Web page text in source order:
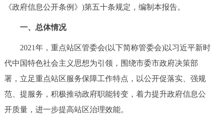
政策兑现
决策公开 专题公开
政务服务
《政府信息公开条例》)第五十条规定，编制本报告。
一、总体情况
2021年，重点站区管委会(以下简称管委会)以习近平新时
代中国特色社会主义思想为引领，围绕市委市政府决策部
署，立足重点站区服务保障工作特点，以公开促落实、强规
范、提服务，积极推动政府职能转变，着力提升政府信息公
开质量，进一步提高站区治理效能。